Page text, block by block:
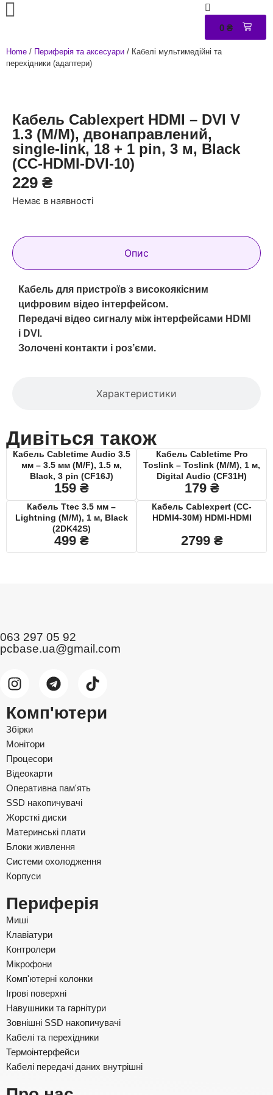
0 ₴
Home / Периферія та аксесуари / Кабелі мультимедійні та
перехідники (адаптери)
Кабель Cablexpert HDMI – DVI V
1.3 (M/M), двонаправлений,
single-link, 18 + 1 pin, 3 м, Black
(CC-HDMI-DVI-10)
229 ₴
Немає в наявності
Опис
Характеристики
Кабель для пристроїв з високоякісним
цифровим відео інтерфейсом.
Передачі відео сигналу між інтерфейсами HDMI
і DVI.
Золочені контакти і роз’єми.
Дивіться також
Кабель Cabletime Audio 3.5
мм – 3.5 мм (M/F), 1.5 м,
Black, 3 pin (CF16J)
159 ₴
Кабель Cabletime Pro
Toslink – Toslink (M/M), 1 м,
Digital Audio (CF31H)
179 ₴
Кабель Ttec 3.5 мм –
Lightning (M/M), 1 м, Black
(2DK42S)
499 ₴
Кабель Cablexpert (CC-
HDMI4-30M) HDMI-HDMI
2799 ₴
063 297 05 92
pcbase.ua@gmail.com
Комп'ютери
Збірки
Монітори
Процесори
Відеокарти
Оперативна пам'ять
SSD накопичувачі
Жорсткі диски
Материнські плати
Блоки живлення
Системи охолодження
Корпуси
Периферія
Миші
Клавіатури
Контролери
Мікрофони
Комп'ютерні колонки
Ігрові поверхні
Навушники та гарнітури
Зовнішні SSD накопичувачі
Кабелі та перехідники
Термоінтерфейси
Кабелі передачі даних внутрішні